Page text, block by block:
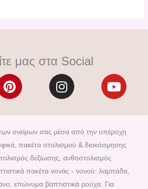
μας στα Social
P
i
t
e
r
e
s
t
I
n
t
a
g
r
a
m
Y
o
t
u
b
των ονείρων σας μέσα από την υπέροχη
πακέτα στολισμού & διακόσμησης
δεξίωσης, ανθοστολισμός
πακέτα νονάς - νονού: λαμπάδα,
επώνυμα βαπτιστικά ρούχα. Για